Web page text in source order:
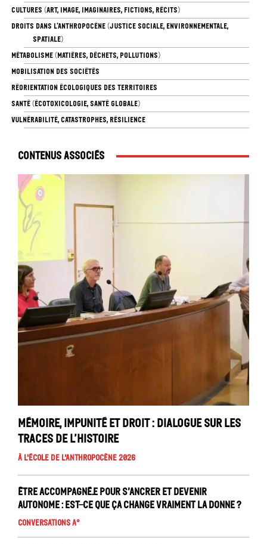
CULTURES (ART, IMAGE, IMAGINAIRES, FICTIONS, RÉCITS)
DROITS DANS L’ANTHROPOCÈNE (JUSTICE SOCIALE, ENVIRONNEMENTALE,
SPATIALE)
MÉTABOLISME (MATIÈRES, DÉCHETS, POLLUTIONS)
MOBILISATION DES SOCIÉTÉS
RÉORIENTATION ÉCOLOGIQUES DES TERRITOIRES
SANTÉ (ÉCOTOXICOLOGIE, SANTÉ GLOBALE)
VULNÉRABILITÉ, CATASTROPHES, RÉSILIENCE
Contenus associés
Mémoire, impunité et droit : dialogue sur les
traces de l’histoire
À l'école de l'Anthropocène 2026
Être accompagné.e pour s’ancrer et devenir
autonome : est-ce que ça change vraiment la donne ?
Conversations A°